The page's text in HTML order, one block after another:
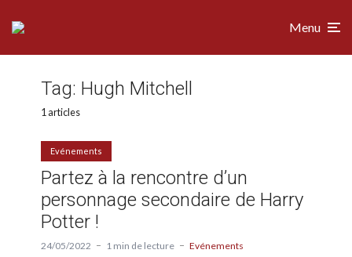
Menu
Tag: Hugh Mitchell
1 articles
Evénements
Partez à la rencontre d’un
personnage secondaire de Harry
Potter !
24/05/2022 1 min de lecture Evénements